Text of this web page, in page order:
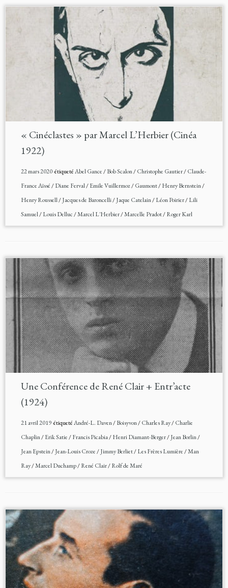
« Cinéclastes » par Marcel L’Herbier (Cinéa
1922)
22 mars 2020étiquetéAbel Gance/Bob Scalon/Christophe Gautier/Claude-
France Aïssé/Diane Ferval/Emile Vuillermoz/Gaumont/Henry Bernstein/
Henry Roussell/Jacques de Baroncelli/Jaque Catelain/Léon Poirier/Lili
Samuel/Louis Delluc/Marcel L'Herbier/Marcelle Pradot/Roger Karl
Une Conférence de René Clair + Entr’acte
(1924)
21 avril 2019étiquetéAndré-L. Daven/Boisyvon/Charles Ray/Charlie
Chaplin/Erik Satie/Francis Picabia/Henri Diamant-Berger/Jean Borlin/
Jean Epstein/Jean-Louis Croze/Jimmy Berliet/Les Frères Lumière/Man
Ray/Marcel Duchamp/René Clair/Rolf de Maré